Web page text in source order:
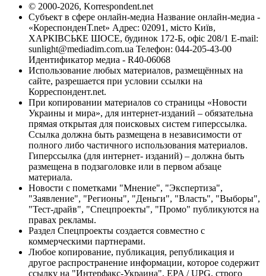
© 2000-2026, Korrespondent.net
Субъект в сфере онлайн-медиа Название онлайн-медиа -
«КореспонденТ.net» Адрес: 02091, місто Київ,
ХАРКІВСЬКЕ ШОСЕ, будинок 172-Б, офіс 208/1 E-mail:
sunlight@mediadim.com.ua Телефон: 044-205-43-00
Идентификатор медиа - R40-06068
Использование любых материалов, размещённых на
сайте, разрешается при условии ссылки на
Корреспондент.net.
При копировании материалов со страницы «Новости
Украины и мира», для интернет-изданий – обязательна
прямая открытая для поисковых систем гиперссылка.
Ссылка должна быть размещена в независимости от
полного либо частичного использования материалов.
Гиперссылка (для интернет- изданий) – должна быть
размещена в подзаголовке или в первом абзаце
материала.
Новости с пометками "Мнение", "Экспертиза",
"Заявление", "Регионы", "Деньги", "Власть", "Выборы",
"Тест-драйв", "Спецпроекты", "Промо" публикуются на
правах рекламы.
Раздел Спецпроекты создается совместно с
коммерческими партнерами.
Любое копирование, публикация, републикация и
другое распространение информации, которое содержит
ссылку на "Интерфакс-Украина", EPA / UPG, строго